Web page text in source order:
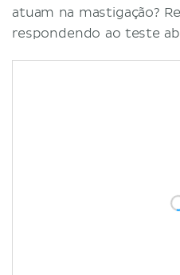
atuam na mastigação?
respondendo ao teste